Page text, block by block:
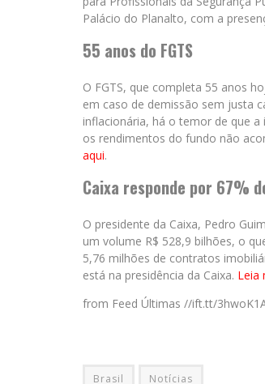
Palácio do Planalto, com a
55 anos do FGTS
O FGTS, que completa 55 anos
em caso de demissão sem justa
inflacionária, há o temor de que
os rendimentos do fundo não
aqui.
Caixa responde por 67%
O presidente da Caixa, Pedro
um volume R$ 528,9 bilhões, o
5,76 milhões de contratos
está na presidência da Caixa. Leia
from Feed Últimas //ift.tt/
Brasil Notícias